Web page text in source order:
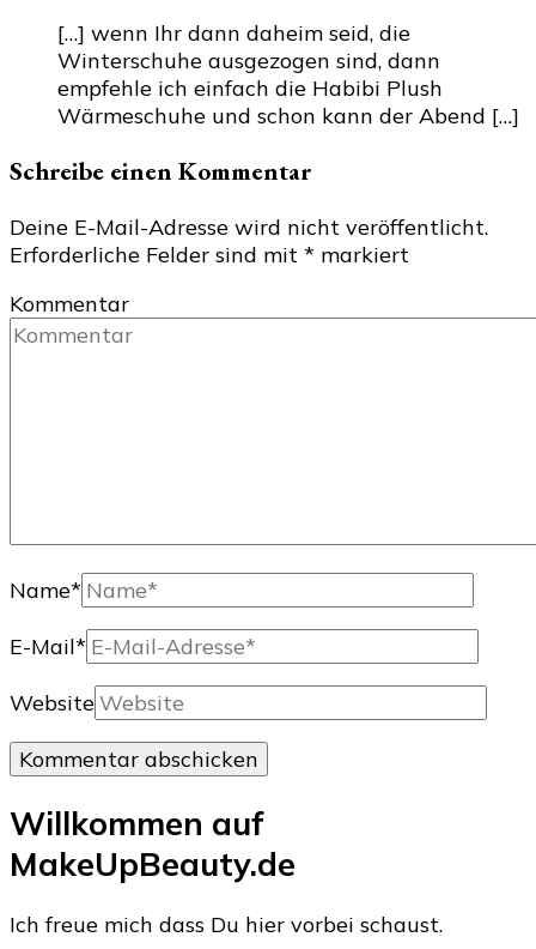
[…] wenn Ihr dann daheim seid, die
Winterschuhe ausgezogen sind, dann
empfehle ich einfach die Habibi Plush
Wärmeschuhe und schon kann der Abend […]
Schreibe einen Kommentar
Deine E-Mail-Adresse wird nicht veröffentlicht.
Erforderliche Felder sind mit * markiert
Kommentar
Name*
E-Mail*
Website
Willkommen auf
MakeUpBeauty.de
Ich freue mich dass Du hier vorbei schaust.